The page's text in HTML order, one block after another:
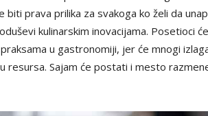
biti prava prilika za svakoga ko želi da
kulinarskim inovacijama. Posetioci
u gastronomiji, jer će mnogi
resursa. Sajam će postati i mesto